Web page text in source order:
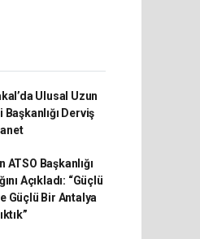
Ulusal Uzun
Derviş
ATSO Başkanlığı
Açıkladı: “Güçlü
Güçlü Bir Antalya